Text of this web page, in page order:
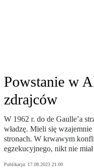
Powstanie w
zdrajców
W 1962 r. do de Gaulle’a
władzę. Mieli się
stronach. W krwawym
egzekucyjnego, nikt nie
Publikacja: 17.08.2023 21:00